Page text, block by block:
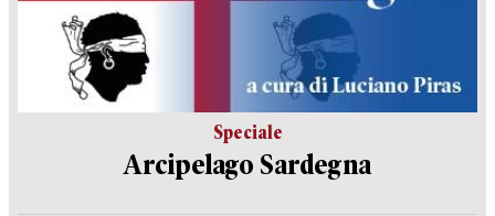
Speciale
Arcipelago Sardegna